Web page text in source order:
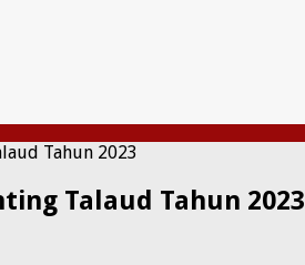
Tahun 2023
Talaud Tahun 2023